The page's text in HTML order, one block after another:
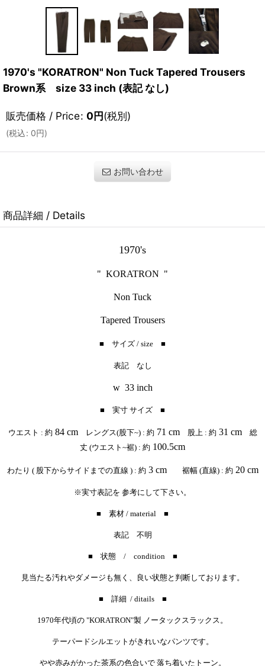
1970's "KORATRON" Non Tuck Tapered Trousers
Brown系 size 33 inch (表記 なし)
販売価格 / Price: 0円(税別)
(税込: 0円)
お問い合わせ
商品詳細 / Details
1970's
" KORATRON "
Non Tuck
Tapered Trousers
■ サイズ / size ■
表記 なし
w 33 inch
■ 実寸 サイズ ■
ウエスト : 約 84 cm レングス(股下~) : 約 71 cm 股上 : 約 31 cm
総
丈 (ウエスト~裾) : 約 100.5cm
わたり ( 股下からサイドまでの直線 ) : 約 3 cm 裾幅 (直線) : 約 20 cm
※実寸表記を 参考にして下さい。
■ 素材 / material ■
表記 不明
■ 状態 / condition ■
見当たる汚れやダメージも無く、良い状態と判断しております。
■ 詳細 / ditails ■
1970年代頃の "KORATRON"製 ノータックスラックス。
テーパードシルエットがきれいなパンツです。
やや赤みがかった茶系の色合いで 落ち着いたトーン。